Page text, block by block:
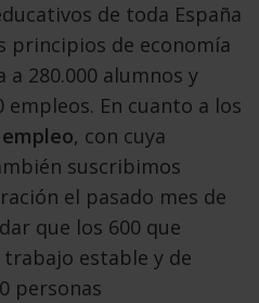
de toda España
principios de economía
a 280.000 alumnos y
empleos. En cuanto a los
, con cuya
suscribimos
el pasado mes de
que los 600 que
trabajo estable y de
personas